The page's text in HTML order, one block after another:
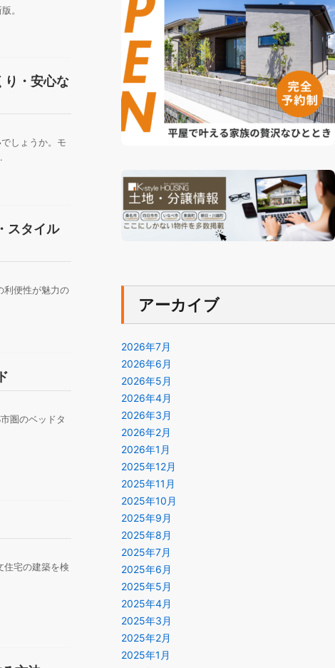
。
り・安心な
しょうか。モ
スタイル
利便性が魅力の
圏のベッドタ
住宅の建築を検
アーカイブ
2026年7月
2026年6月
2026年5月
2026年4月
2026年3月
2026年2月
2026年1月
2025年12月
2025年11月
2025年10月
2025年9月
2025年8月
2025年7月
2025年6月
2025年5月
2025年4月
2025年3月
2025年2月
2025年1月